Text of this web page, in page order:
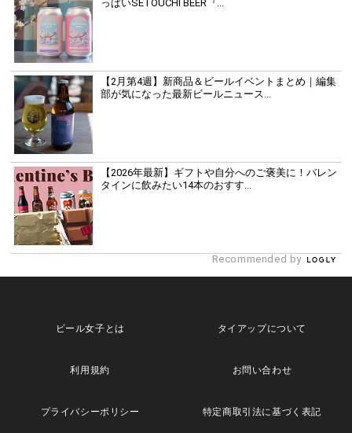
っぱいSETOUCHI BEER『...
【2月第4週】新商品＆ビールイベントまとめ｜編集
部が気になった最新ビールニュース...
【2026年最新】ギフトや自分へのご褒美に！バレン
タインに飲みたい14本のおすす...
Recommended by
ビール女子とは タイアップについて
利用規約 お問い合わせ
プライバシーポリシー 特定商取引法に基づく表記